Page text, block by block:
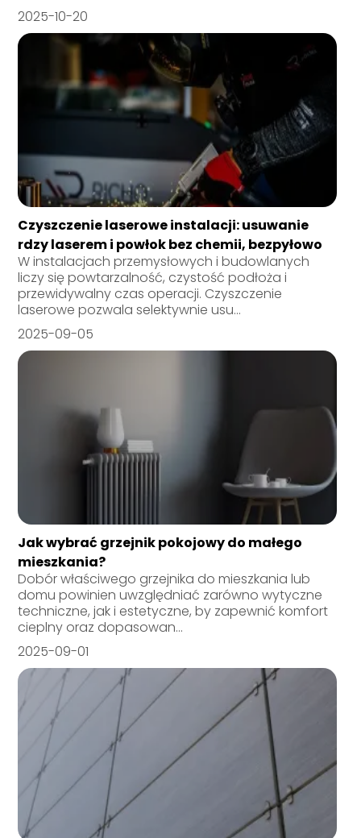
2025-10-20
Czyszczenie laserowe instalacji: usuwanie
rdzy laserem i powłok bez chemii, bezpyłowo
W instalacjach przemysłowych i budowlanych
liczy się powtarzalność, czystość podłoża i
przewidywalny czas operacji. Czyszczenie
laserowe pozwala selektywnie usu...
2025-09-05
Jak wybrać grzejnik pokojowy do małego
mieszkania?
Dobór właściwego grzejnika do mieszkania lub
domu powinien uwzględniać zarówno wytyczne
techniczne, jak i estetyczne, by zapewnić komfort
cieplny oraz dopasowan...
2025-09-01